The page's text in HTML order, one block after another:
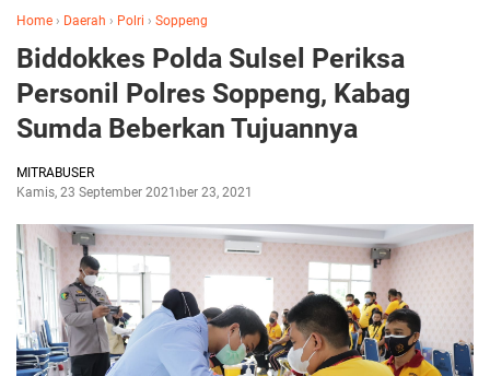
Home › Daerah › Polri › Soppeng
Biddokkes Polda Sulsel Periksa
Personil Polres Soppeng, Kabag
Sumda Beberkan Tujuannya
MITRABUSER
Kamis, 23 September 2021September 23, 2021